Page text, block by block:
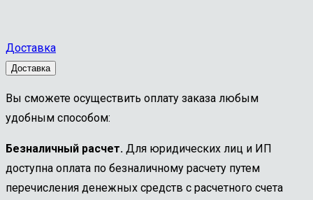
Доставка
Доставка
Вы сможете осуществить оплату заказа любым
удобным способом:
Безналичный расчет. Для юридических лиц и ИП
доступна оплата по безналичному расчету путем
перечисления денежных средств с расчетного счета